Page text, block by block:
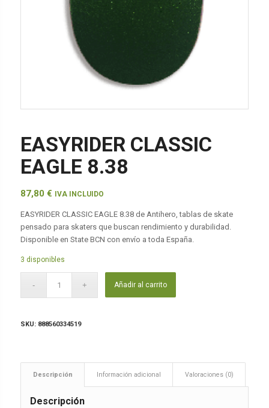
EASYRIDER CLASSIC
EAGLE 8.38
87,80 € IVA INCLUIDO
EASYRIDER CLASSIC EAGLE 8.38 de Antihero, tablas de skate
pensado para skaters que buscan rendimiento y durabilidad.
Disponible en State BCN con envío a toda España.
3 disponibles
Añadir al carrito
SKU: 888560334519
Descripción Información adicional Valoraciones (0)
Descripción